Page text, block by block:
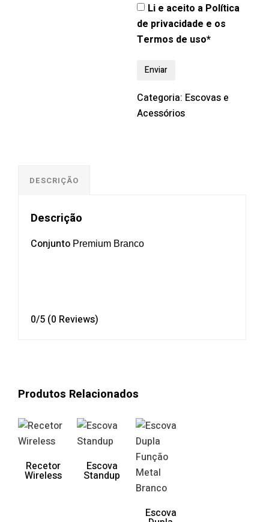
Li e aceito a Política
de privacidade e os
Termos de uso*
Categoria: Escovas e
Acessórios
DESCRIÇÃO
Descrição
Conjunto Premium Branco
0/5 (0 Reviews)
Produtos Relacionados
Recetor
Wireless
Escova
Standup
Escova